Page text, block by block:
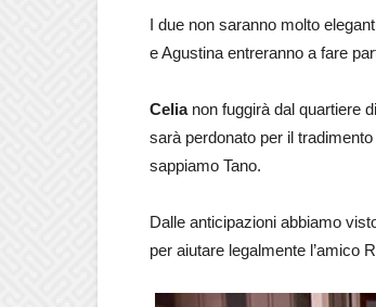
I due non saranno molto
e Agustina entreranno a fare
Celianon fuggirà dal quartiere
sarà perdonato per il
sappiamo Tano.
Dalle anticipazioni abbiamo
per aiutare legalmente l’amico